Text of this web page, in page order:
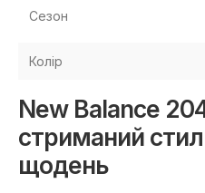
Сезон
Колір
New Balance
стриманий
щодень